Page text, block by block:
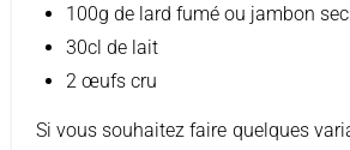
100g de lard fumé ou jambon sec
30cl de lait
2 œufs cru
Si vous souhaitez faire quelques variantes et ajouter en